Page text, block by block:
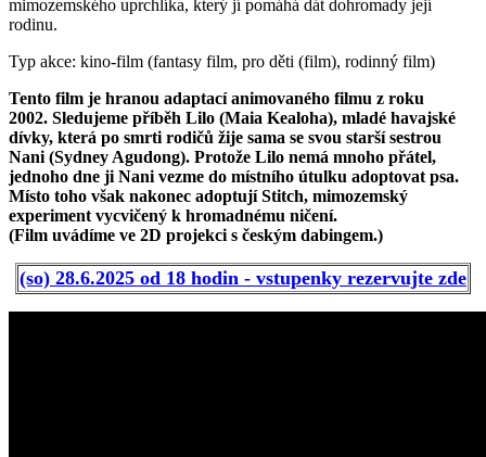
mimozemského uprchlíka, který jí pomáhá dát dohromady její
rodinu.
Typ akce: kino-film (fantasy film, pro děti (film), rodinný film)
Tento film je hranou adaptací animovaného filmu z roku
2002. Sledujeme příběh Lilo (Maia Kealoha), mladé havajské
dívky, která po smrti rodičů žije sama se svou starší sestrou
Nani (Sydney Agudong). Protože Lilo nemá mnoho přátel,
jednoho dne ji Nani vezme do místního útulku adoptovat psa.
Místo toho však nakonec adoptují Stitch, mimozemský
experiment vycvičený k hromadnému ničení.
(Film uvádíme ve 2D projekci s českým dabingem.)
(so) 28.6.2025 od 18 hodin - vstupenky rezervujte zde